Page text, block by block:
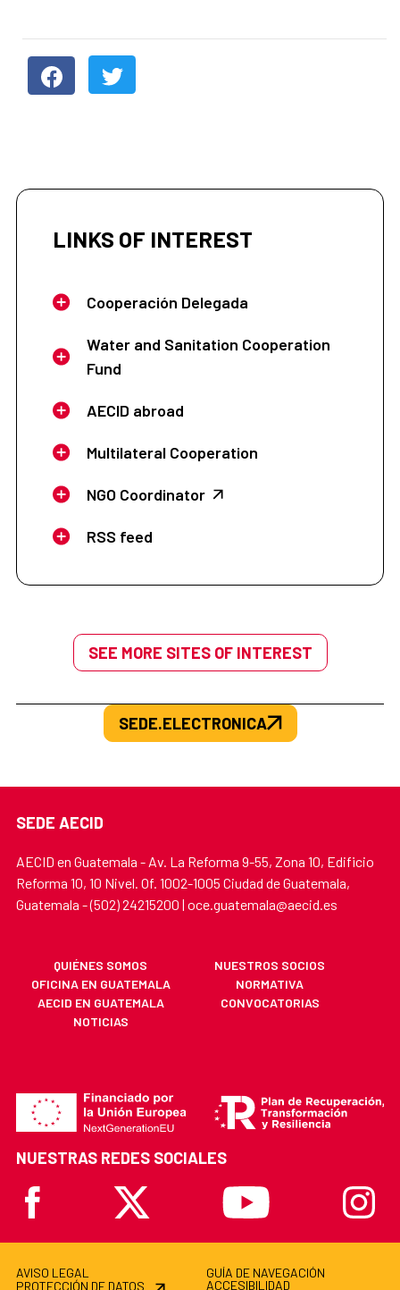
LINKS OF INTEREST
Cooperación Delegada
Water and Sanitation Cooperation
Fund
AECID abroad
Multilateral Cooperation
NGO Coordinator
RSS feed
SEE MORE SITES OF INTEREST
SEDE.ELECTRONICA
SEDE AECID
AECID en Guatemala - Av. La Reforma 9-55, Zona 10, Edificio
Reforma 10, 10 Nivel. Of. 1002-1005 Ciudad de Guatemala,
Guatemala - (502) 24215200 | oce.guatemala@aecid.es
QUIÉNES SOMOS
NUESTROS SOCIOS
OFICINA EN GUATEMALA
NORMATIVA
AECID EN GUATEMALA
CONVOCATORIAS
NOTICIAS
NUESTRAS REDES SOCIALES
Facebook
X Youtube
AVISO LEGAL
PROTECCIÓN DE DATOS
GUÍA DE NAVEGACIÓN
ACCESIBILIDAD